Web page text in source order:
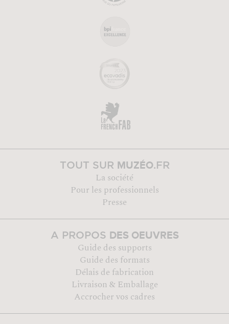
TOUT SUR MUZÉO.FR
La société
Pour les professionnels
Presse
A PROPOS DES OEUVRES
Guide des supports
Guide des formats
Délais de fabrication
Livraison & Emballage
Accrocher vos cadres